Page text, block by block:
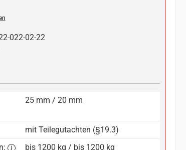
022-02-22
25 mm / 20 mm
mit Teilegutachten (§19.3)
bis 1200 kg / bis 1200 kg